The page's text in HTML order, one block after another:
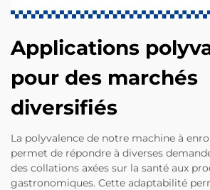
Applications
pour des marchés
diversifiés
La polyvalence de notre machine à
permet de répondre à diverses
des collations axées sur la santé aux
gastronomiques. Cette adaptabilité